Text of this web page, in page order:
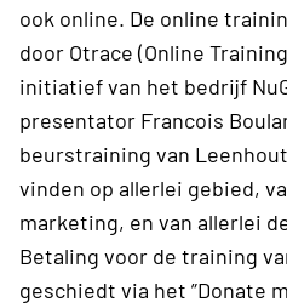
ook online. De online
door Otrace (Online
initiatief van het bedrijf
presentator Francois
beurstraining van
vinden op allerlei gebied,
marketing, en van allerlei
Betaling voor de training
geschiedt via het ”Donate